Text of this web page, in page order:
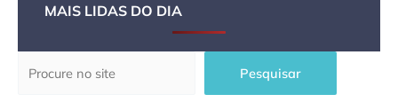
MAIS LIDAS DO DIA
Pesquisar